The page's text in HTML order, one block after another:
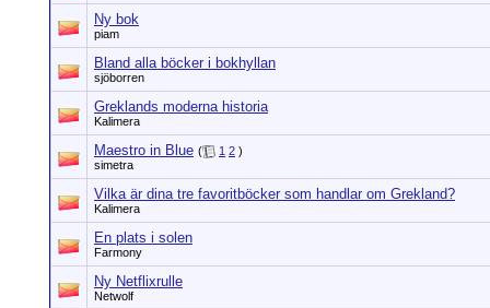
Ny bok
piam
Bland alla böcker i bokhyllan
sjöborren
Greklands moderna historia
Kalimera
Maestro in Blue ( 1 2 )
simetra
Vilka är dina tre favoritböcker som handlar om Grekland?
Kalimera
En plats i solen
Farmony
Ny Netflixrulle
Netwolf